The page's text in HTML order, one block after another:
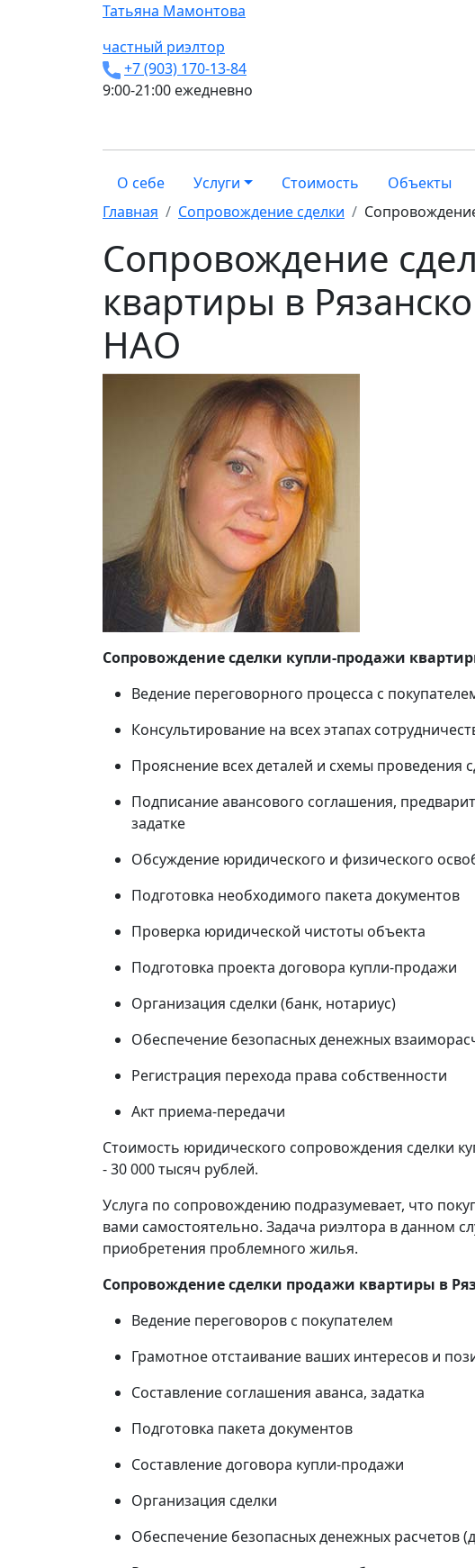
Татьяна Мамонтова
частный риэлтор
+7 (903) 170-13-84
9:00-21:00 ежедневно
О себе Услуги Стоимость Объекты
Главная
Сопровождение сделки
Сопровождение
квартиры в
НАО
Сопровождение сделки купли-продажи
Ведение переговорного процесса с
Консультирование на всех этапах
Прояснение всех деталей и схемы проведения
Подписание авансового соглашения,
задатке
Обсуждение юридического и физического
Подготовка необходимого пакета документов
Проверка юридической чистоты объекта
Подготовка проекта договора купли-продажи
Организация сделки (банк, нотариус)
Обеспечение безопасных денежных
Регистрация перехода права собственности
Акт приема-передачи
Стоимость юридического сопровождения сделки
- 30 000 тысяч рублей.
Услуга по сопровождению подразумевает, что
вами самостоятельно. Задача риэлтора в данном
приобретения проблемного жилья.
Сопровождение сделки продажи квартиры в
Ведение переговоров с покупателем
Грамотное отстаивание ваших интересов и
Составление соглашения аванса, задатка
Подготовка пакета документов
Составление договора купли-продажи
Организация сделки
Обеспечение безопасных денежных расчетов